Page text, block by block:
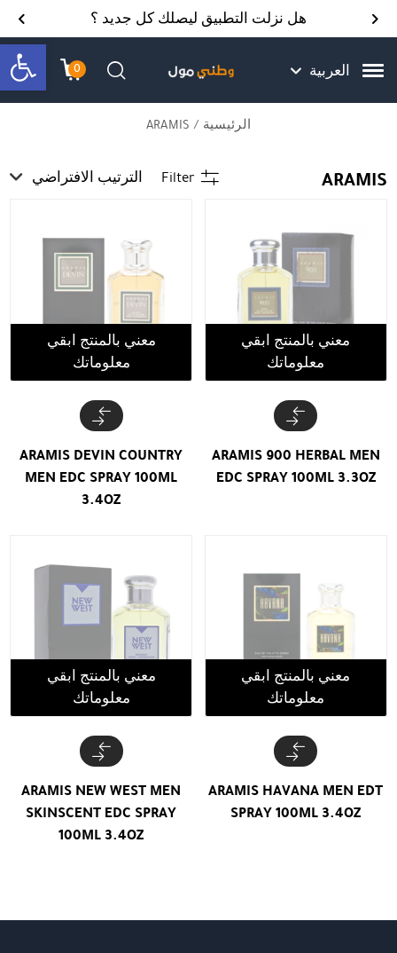
Skip to Content
Contact Us هل نزلت التطبيق ليصلك كل جديد ؟
العربية 0
עגלתחיפוש
الرئيسية / ARAMIS
ARAMIS
Filter الترتيب الافتراضي
معني بالمنتج ابقي
معلوماتك
ARAMIS 900 HERBAL MEN
EDC SPRAY 100ML 3.3OZ
معني بالمنتج ابقي
معلوماتك
ARAMIS DEVIN COUNTRY
MEN EDC SPRAY 100ML
3.4OZ
معني بالمنتج ابقي
معلوماتك
ARAMIS HAVANA MEN EDT
SPRAY 100ML 3.4OZ
معني بالمنتج ابقي
معلوماتك
ARAMIS NEW WEST MEN
SKINSCENT EDC SPRAY
100ML 3.4OZ
Back top top